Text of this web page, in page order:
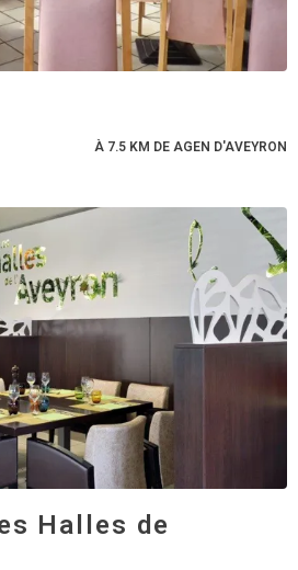
À 7.5 KM DE AGEN D'AVEYRON
Halles de